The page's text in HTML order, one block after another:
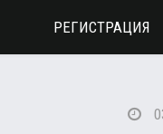
РЕГИСТРАЦИЯ